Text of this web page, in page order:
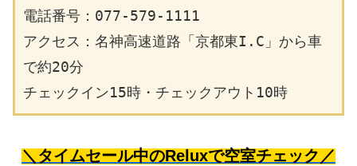
電話番号：077-579-1111
アクセス：名神高速道路「京都東I.C」から車
で約20分
チェックイン15時・チェックアウト10時
＼タイムセール中のReluxで空室チェック／